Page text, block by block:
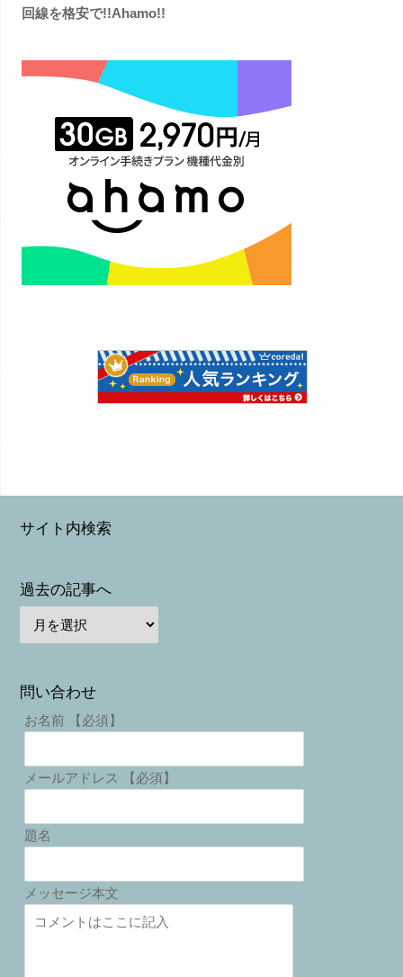
回線を格安で!!Ahamo!!
サイト内検索
過去の記事へ
問い合わせ
お名前 【必須】
メールアドレス 【必須】
題名
メッセージ本文